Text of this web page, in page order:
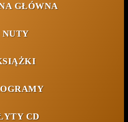
GŁÓWNA
NUTY
CD